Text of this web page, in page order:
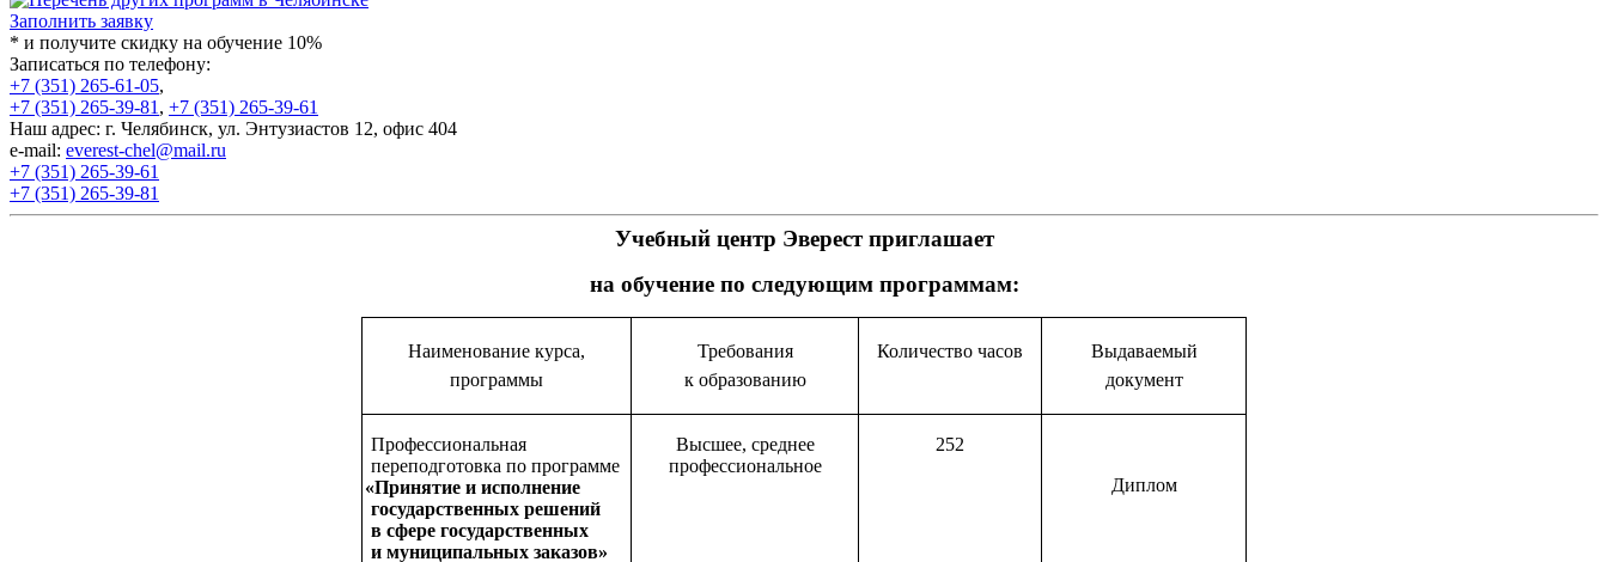
Заполнить заявку
* и получите скидку на обучение 10%
Записаться по телефону:
+7 (351) 265-61-05,
+7 (351) 265-39-81 , +7 (351) 265-39-61
Наш адрес: г. Челябинск, ул. Энтузиастов 12, офис 404
e-mail: everest-chel@mail.ru
+7 (351) 265-39-61
+7 (351) 265-39-81
Учебный центр Эверест приглашает
на обучение по следующим программам:
Наименование курса,
программы
Требования
к образованию
Количество часов
Выдаваемый
документ
Профессиональная
переподготовка по программе
«Принятие и исполнение
государственных решений
в сфере государственных
и муниципальных заказов»
Высшее, среднее
профессиональное
252
Диплом